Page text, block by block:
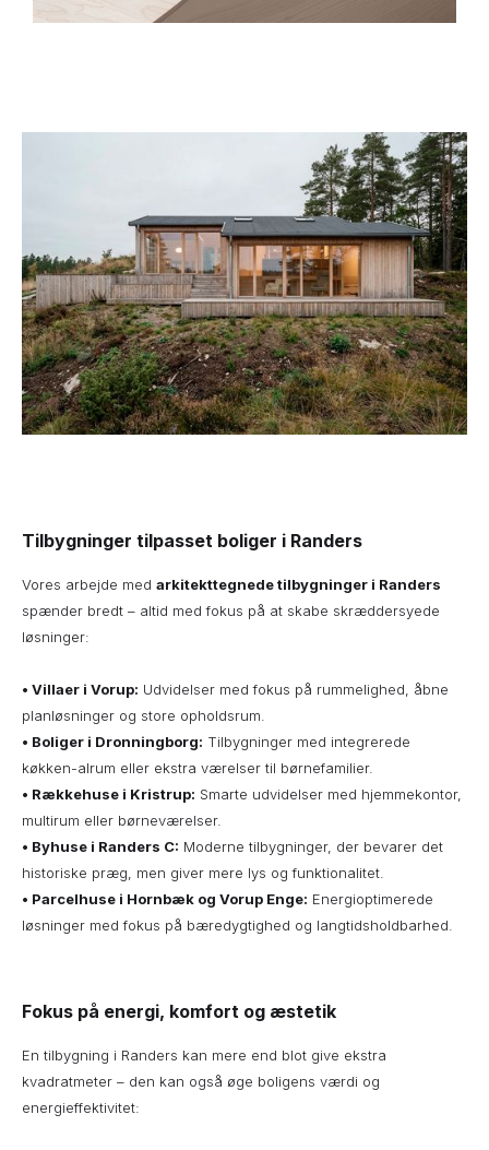
Tilbygninger tilpasset boliger i Randers
Vores arbejde med arkitekttegnede tilbygninger i Randers
spænder bredt – altid med fokus på at skabe skræddersyede
løsninger:
• Villaer i Vorup: Udvidelser med fokus på rummelighed, åbne
planløsninger og store opholdsrum.
• Boliger i Dronningborg: Tilbygninger med integrerede
køkken-alrum eller ekstra værelser til børnefamilier.
• Rækkehuse i Kristrup: Smarte udvidelser med hjemmekontor,
multirum eller børneværelser.
• Byhuse i Randers C: Moderne tilbygninger, der bevarer det
historiske præg, men giver mere lys og funktionalitet.
• Parcelhuse i Hornbæk og Vorup Enge: Energioptimerede
løsninger med fokus på bæredygtighed og langtidsholdbarhed.
Fokus på energi, komfort og æstetik
En tilbygning i Randers kan mere end blot give ekstra
kvadratmeter – den kan også øge boligens værdi og
energieffektivitet: